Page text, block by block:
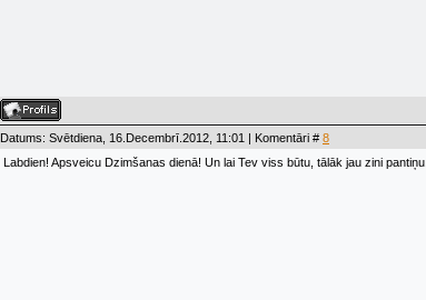
Datums: Svētdiena, 16.Decembrī.2012, 11:01 | Komentāri # 8
Labdien! Apsveicu Dzimšanas dienā! Un lai Tev viss būtu, tālāk jau zini pantiņu.